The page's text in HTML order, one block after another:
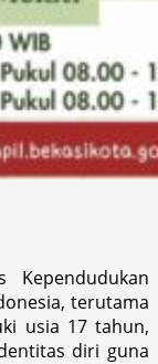
Kependudukan
terutama
usia 17 tahun,
diri guna